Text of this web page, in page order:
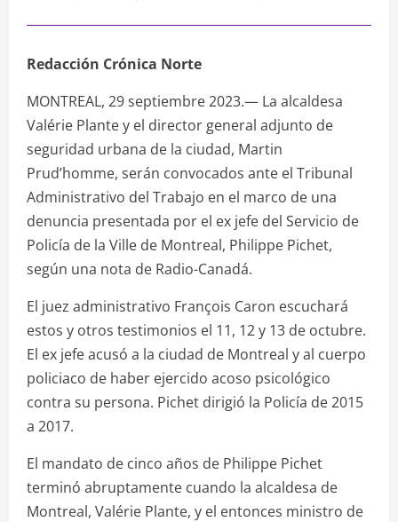
Redacción Crónica Norte
MONTREAL, 29 septiembre 2023.— La alcaldesa
Valérie Plante y el director general adjunto de
seguridad urbana de la ciudad, Martin
Prud’homme, serán convocados ante el Tribunal
Administrativo del Trabajo en el marco de una
denuncia presentada por el ex jefe del Servicio de
Policía de la Ville de Montreal, Philippe Pichet,
según una nota de Radio-Canadá.
El juez administrativo François Caron escuchará
estos y otros testimonios el 11, 12 y 13 de octubre.
El ex jefe acusó a la ciudad de Montreal y al cuerpo
policiaco de haber ejercido acoso psicológico
contra su persona. Pichet dirigió la Policía de 2015
a 2017.
El mandato de cinco años de Philippe Pichet
terminó abruptamente cuando la alcaldesa de
Montreal, Valérie Plante, y el entonces ministro de